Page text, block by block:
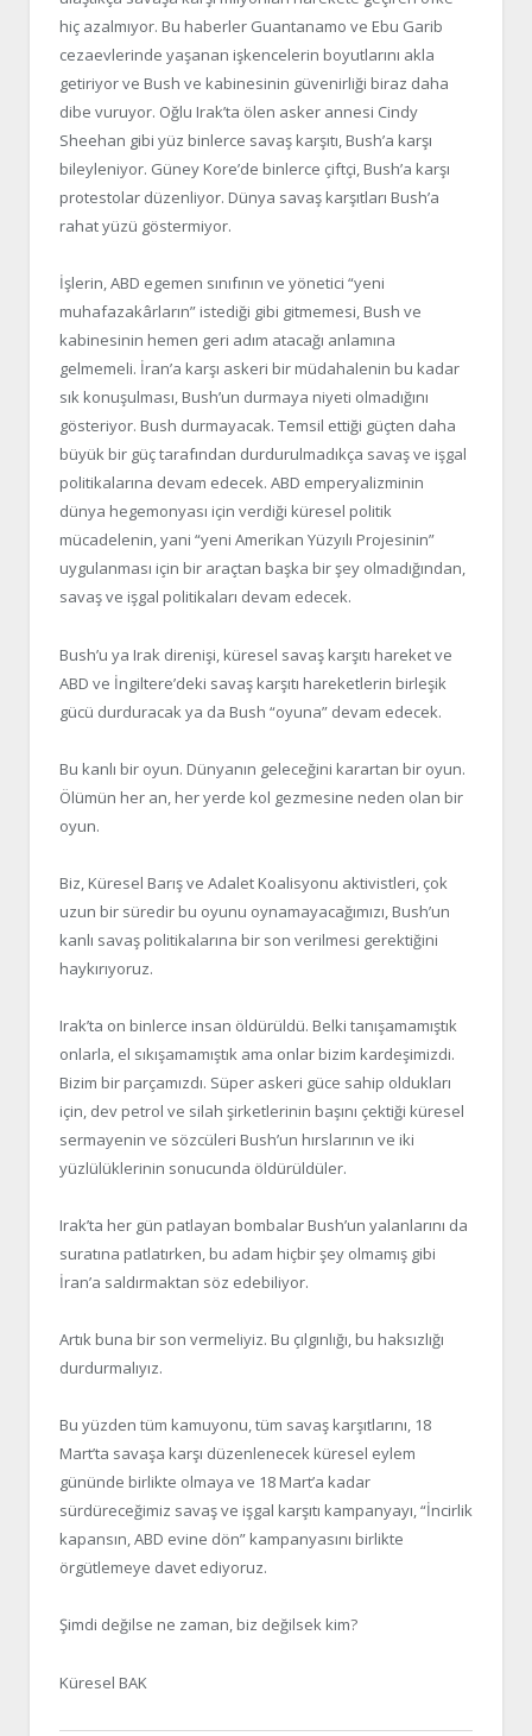
hiç azalmıyor. Bu haberler Guantanamo ve Ebu Garib
cezaevlerinde yaşanan işkencelerin boyutlarını akla
getiriyor ve Bush ve kabinesinin güvenirliği biraz daha
dibe vuruyor. Oğlu Irak’ta ölen asker annesi Cindy
Sheehan gibi yüz binlerce savaş karşıtı, Bush’a karşı
bileyleniyor. Güney Kore’de binlerce çiftçi, Bush’a karşı
protestolar düzenliyor. Dünya savaş karşıtları Bush’a
rahat yüzü göstermiyor.
İşlerin, ABD egemen sınıfının ve yönetici “yeni
muhafazakârların” istediği gibi gitmemesi, Bush ve
kabinesinin hemen geri adım atacağı anlamına
gelmemeli. İran’a karşı askeri bir müdahalenin bu kadar
sık konuşulması, Bush’un durmaya niyeti olmadığını
gösteriyor. Bush durmayacak. Temsil ettiği güçten daha
büyük bir güç tarafından durdurulmadıkça savaş ve işgal
politikalarına devam edecek. ABD emperyalizminin
dünya hegemonyası için verdiği küresel politik
mücadelenin, yani “yeni Amerikan Yüzyılı Projesinin”
uygulanması için bir araçtan başka bir şey olmadığından,
savaş ve işgal politikaları devam edecek.
Bush’u ya Irak direnişi, küresel savaş karşıtı hareket ve
ABD ve İngiltere’deki savaş karşıtı hareketlerin birleşik
gücü durduracak ya da Bush “oyuna” devam edecek.
Bu kanlı bir oyun. Dünyanın geleceğini karartan bir oyun.
Ölümün her an, her yerde kol gezmesine neden olan bir
oyun.
Biz, Küresel Barış ve Adalet Koalisyonu aktivistleri, çok
uzun bir süredir bu oyunu oynamayacağımızı, Bush’un
kanlı savaş politikalarına bir son verilmesi gerektiğini
haykırıyoruz.
Irak’ta on binlerce insan öldürüldü. Belki tanışamamıştık
onlarla, el sıkışamamıştık ama onlar bizim kardeşimizdi.
Bizim bir parçamızdı. Süper askeri güce sahip oldukları
için, dev petrol ve silah şirketlerinin başını çektiği küresel
sermayenin ve sözcüleri Bush’un hırslarının ve iki
yüzlülüklerinin sonucunda öldürüldüler.
Irak’ta her gün patlayan bombalar Bush’un yalanlarını da
suratına patlatırken, bu adam hiçbir şey olmamış gibi
İran’a saldırmaktan söz edebiliyor.
Artık buna bir son vermeliyiz. Bu çılgınlığı, bu haksızlığı
durdurmalıyız.
Bu yüzden tüm kamuyonu, tüm savaş karşıtlarını, 18
Mart’ta savaşa karşı düzenlenecek küresel eylem
gününde birlikte olmaya ve 18 Mart’a kadar
sürdüreceğimiz savaş ve işgal karşıtı kampanyayı, “İncirlik
kapansın, ABD evine dön” kampanyasını birlikte
örgütlemeye davet ediyoruz.
Şimdi değilse ne zaman, biz değilsek kim?
Küresel BAK